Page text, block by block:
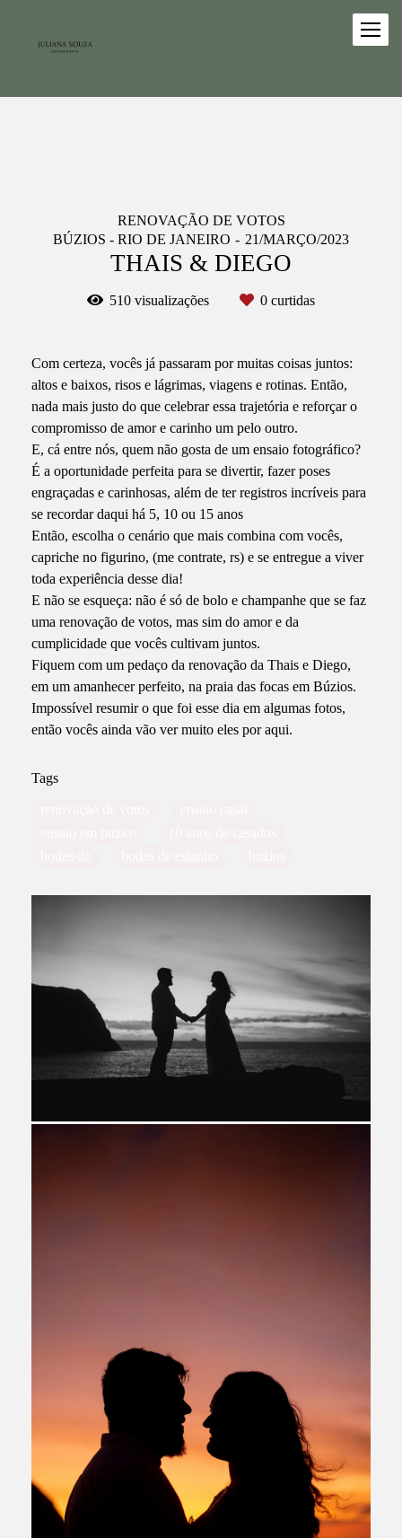
RENOVAÇÃO DE VOTOS
BÚZIOS - RIO DE JANEIRO
21/MARÇO/2023
THAIS & DIEGO
510 visualizações 0 curtidas
Com certeza, vocês já passaram por muitas coisas juntos:
altos e baixos, risos e lágrimas, viagens e rotinas. Então,
nada mais justo do que celebrar essa trajetória e reforçar o
compromisso de amor e carinho um pelo outro.
E, cá entre nós, quem não gosta de um ensaio fotográfico?
É a oportunidade perfeita para se divertir, fazer poses
engraçadas e carinhosas, além de ter registros incríveis para
se recordar daqui há 5, 10 ou 15 anos
Então, escolha o cenário que mais combina com vocês,
capriche no figurino, (me contrate, rs) e se entregue a viver
toda experiência desse dia!
E não se esqueça: não é só de bolo e champanhe que se faz
uma renovação de votos, mas sim do amor e da
cumplicidade que vocês cultivam juntos.
Fiquem com um pedaço da renovação da Thais e Diego,
em um amanhecer perfeito, na praia das focas em Búzios.
Impossível resumir o que foi esse dia em algumas fotos,
então vocês ainda vão ver muito eles por aqui.
Tags